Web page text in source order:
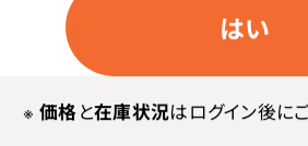
はい
※ 価格と在庫状況はログイン後に
在庫：○
種類：